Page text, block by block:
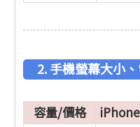
2. 手機螢幕大小
容量/價格